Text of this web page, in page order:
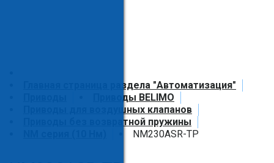
Главная страница раздела "Автоматизация"
Приводы BELIMO
Приводы для воздушных клапанов
Приводы без возвратной пружины
NM230ASR-TP